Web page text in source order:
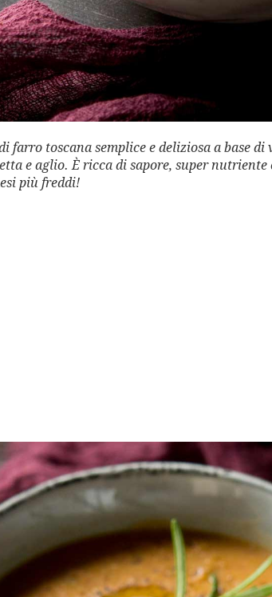
farro toscana semplice e deliziosa a base
e aglio. È ricca di sapore, super
più freddi!